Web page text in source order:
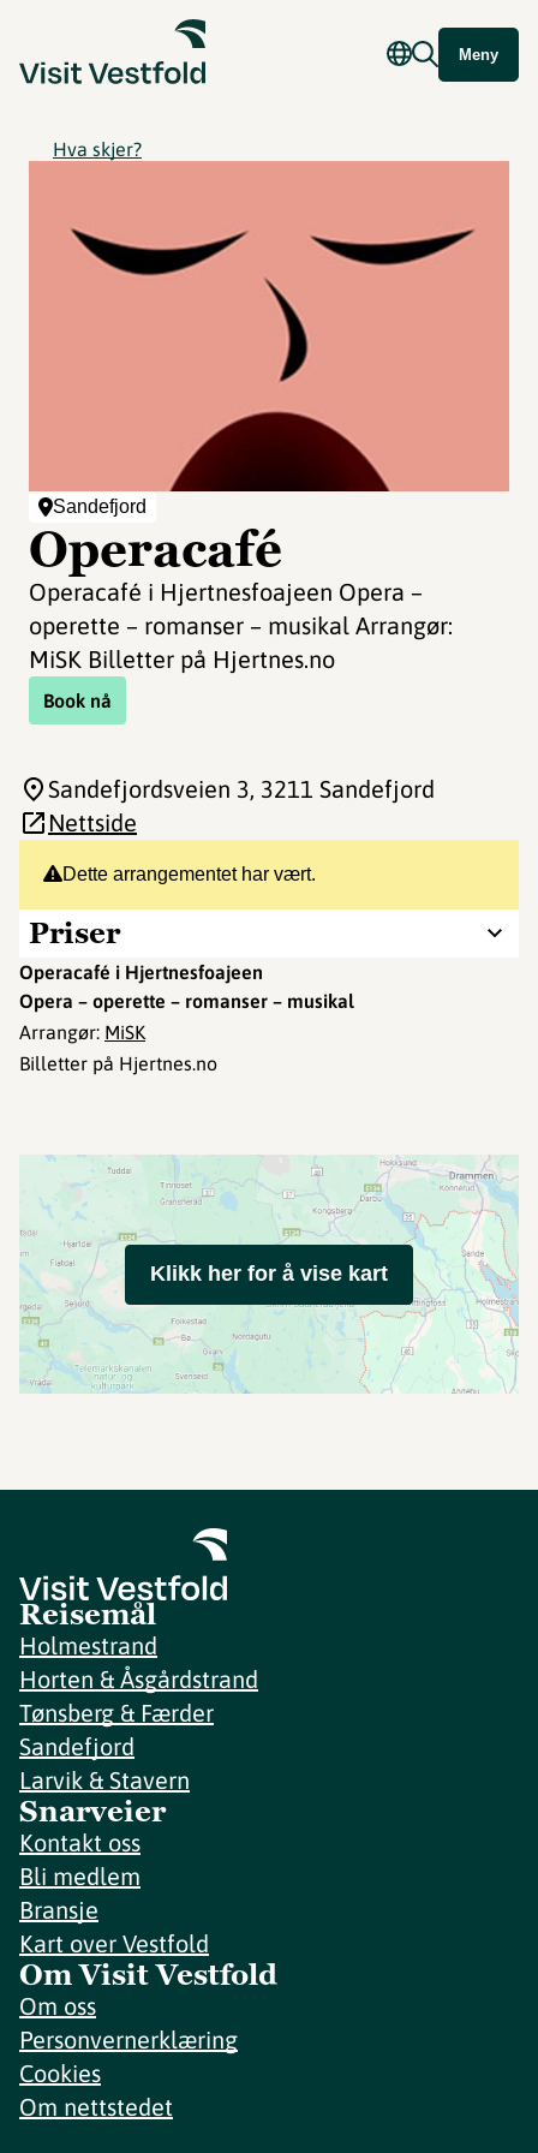
Meny
Hva skjer?
Sandefjord
Operacafé
Operacafé i Hjertnesfoajeen Opera –
operette – romanser – musikal Arrangør:
MiSK Billetter på Hjertnes.no
Book nå
Dette arrangementet har vært.
Priser
Operacafé i Hjertnesfoajeen
Opera – operette – romanser – musikal
Arrangør: MiSK
Billetter på Hjertnes.no
Sandefjordsveien 3, 3211 Sandefjord
Nettside
Klikk her for å vise kart
Reisemål
Holmestrand
Horten & Åsgårdstrand
Tønsberg & Færder
Sandefjord
Larvik & Stavern
Snarveier
Kontakt oss
Bli medlem
Bransje
Kart over Vestfold
Om Visit Vestfold
Om oss
Personvernerklæring
Cookies
Om nettstedet